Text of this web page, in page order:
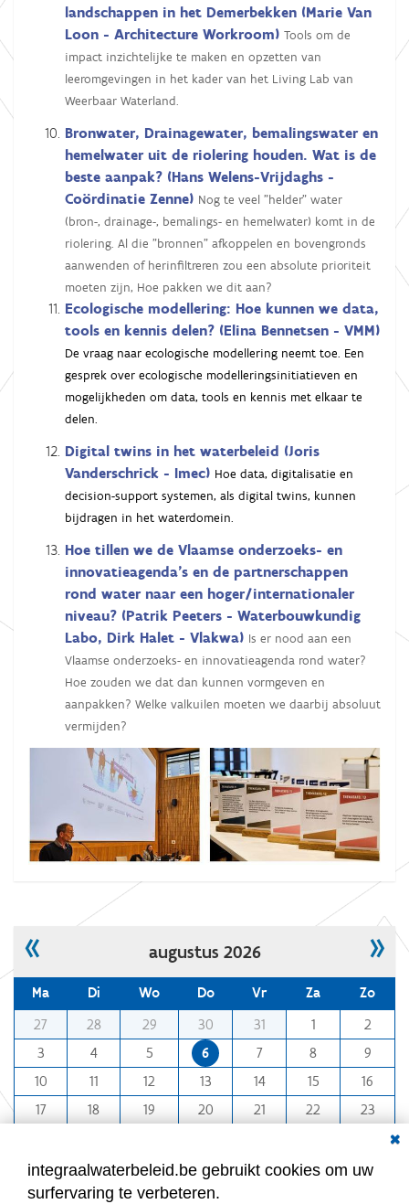
landschappen in het Demerbekken (Marie Van
Loon - Architecture Workroom) Tools om de
impact inzichtelijke te maken en opzetten van
leeromgevingen in het kader van het Living Lab van
Weerbaar Waterland.
Bronwater, Drainagewater, bemalingswater en
hemelwater uit de riolering houden. Wat is de
beste aanpak? (Hans Welens-Vrijdaghs -
Coördinatie Zenne) Nog te veel "helder" water
(bron-, drainage-, bemalings- en hemelwater) komt in de
riolering. Al die "bronnen" afkoppelen en bovengronds
aanwenden of herinfiltreren zou een absolute prioriteit
moeten zijn, Hoe pakken we dit aan?
Ecologische modellering: Hoe kunnen we data,
tools en kennis delen? (Elina Bennetsen - VMM)
De vraag naar ecologische modellering neemt toe. Een
gesprek over ecologische modelleringsinitiatieven en
mogelijkheden om data, tools en kennis met elkaar te
delen.
Digital twins in het waterbeleid (Joris
Vanderschrick - Imec) Hoe data, digitalisatie en
decision-support systemen, als digital twins, kunnen
bijdragen in het waterdomein.
Hoe tillen we de Vlaamse onderzoeks- en
innovatieagenda's en de partnerschappen
rond water naar een hoger/internationaler
niveau? (Patrik Peeters - Waterbouwkundig
Labo, Dirk Halet - Vlakwa) Is er nood aan een
Vlaamse onderzoeks- en innovatieagenda rond water?
Hoe zouden we dat dan kunnen vormgeven en
aanpakken? Welke valkuilen moeten we daarbij absoluut
vermijden?
« augustus 2026 »
o
n
-
Ma Di Wo Do Vr Za
Zo
27
28 29 30 31 1
2
3
4 5 6 7 8
9
10
11 12 13 14 15
16
17
18 19 20 21 22
23
31
1 2 3 4 5 6
integraalwaterbeleid.be gebruikt cookies om uw
surfervaring te verbeteren.